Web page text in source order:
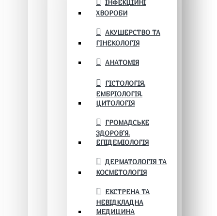
ІНФЕКЦІЙНІ
ХВОРОБИ
АКУШЕРСТВО ТА
ГІНЕКОЛОГІЯ
АНАТОМІЯ
ГІСТОЛОГІЯ.
ЕМБРІОЛОГІЯ.
ЦИТОЛОГІЯ
ГРОМАДСЬКЕ
ЗДОРОВ’Я.
ЕПІДЕМІОЛОГІЯ
ДЕРМАТОЛОГІЯ ТА
КОСМЕТОЛОГІЯ
ЕКСТРЕНА ТА
НЕВІДКЛАДНА
МЕДИЦИНА